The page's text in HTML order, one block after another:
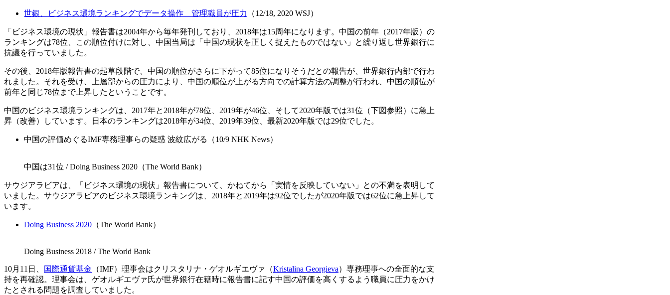
世銀、ビジネス環境ランキングでデータ操作 管理職員が圧力 （12/18, 2020 WSJ）
「ビジネス環境の現状」報告書は2004年から毎年発刊しており、2018年は15周年になります。中国の前年（2017年版）の
ランキングは78位、この順位付けに対し、中国当局は「中国の現状を正しく捉えたものではない」と繰り返し世界銀行に
抗議を行っていました。
その後、2018年版報告書の起草段階で、中国の順位がさらに下がって85位になりそうだとの報告が、世界銀行内部で行わ
れました。それを受け、上層部からの圧力により、中国の順位が上がる方向での計算方法の調整が行われ、中国の順位が
前年と同じ78位まで上昇したということです。
中国のビジネス環境ランキングは、2017年と2018年が78位、2019年が46位、そして2020年版では31位（下図参照）に急上
昇（改善）しています。日本のランキングは2018年が34位、2019年39位、最新2020年版では29位でした。
中国の評価めぐるIMF専務理事らの疑惑 波紋広がる（10/9 NHK News）
中国は31位 / Doing Business 2020（The World Bank）
サウジアラビアは、「ビジネス環境の現状」報告書について、かねてから「実情を反映していない」との不満を表明して
いました。サウジアラビアのビジネス環境ランキングは、2018年と2019年は92位でしたが2020年版では62位に急上昇して
います。
Doing Business 2020 （The World Bank）
Doing Business 2018 / The World Bank
10月11日、 国際通貨基金 （IMF）理事会はクリスタリナ・ゲオルギエヴァ（Kristalina Georgieva）専務理事への全面的な支
持を再確認。理事会は、ゲオルギエヴァ氏が世界銀行在籍時に報告書に記す中国の評価を高くするよう職員に圧力をかけ
たとされる問題を調査していました。